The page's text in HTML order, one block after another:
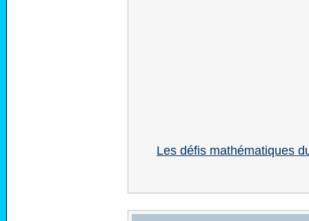
Les défis mathématiques